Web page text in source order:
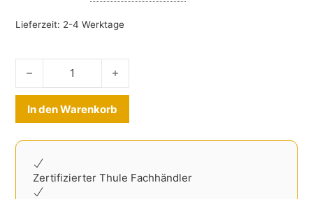
Lieferzeit: 2-4 Werktage
Thule 50336 Bolzen Menge
In den Warenkorb
Zertifizierter Thule Fachhändler